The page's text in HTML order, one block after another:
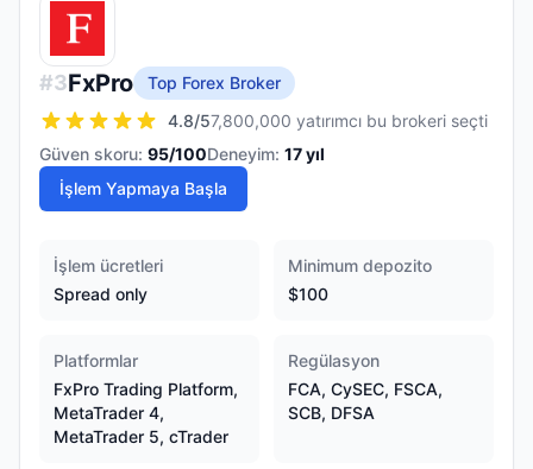
#3FxPro
Top Forex Broker
4.8/57,800,000 yatırımcı bu brokeri seçti
Güven skoru: 95/100Deneyim: 17yıl
İşlem Yapmaya Başla
İşlem ücretleri
Spread only
Minimum depozito
$100
Platformlar
FxPro Trading Platform,
MetaTrader 4,
MetaTrader 5, cTrader
Regülasyon
FCA, CySEC, FSCA,
SCB, DFSA